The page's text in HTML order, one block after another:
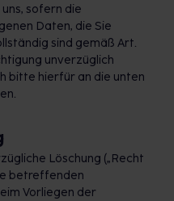
sofern die
Daten, die Sie
sind gemäß Art.
unverzüglich
bitte hierfür an die unten
Löschung („Recht
betreffenden
Vorliegen der